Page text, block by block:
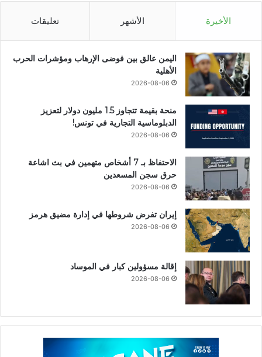
الأخيرة الأشهر تعليقات
اليمن عالق بين فوضى الإرهاب ومؤشرات الحرب
الأهلية
2026-08-06
منحة بقيمة تتجاوز 1.5 مليون دولار لتعزيز
الدبلوماسية التجارية في تونس!
2026-08-06
الاحتفاظ بـ 7 أشخاص متهمين في بث اشاعة
حرق سجن المسعدين
2026-08-06
إيران تفرض شروطها في إدارة مضيق هرمز
2026-08-06
إقالة مسؤولين كبار في الموساد
2026-08-06